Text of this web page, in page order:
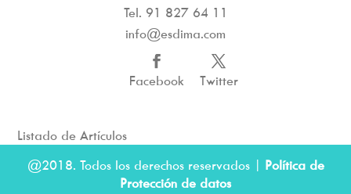
Tel. 91 827 64 11
info@esdima.com
Facebook Twitter
Listado de Artículos
@2018. Todos los derechos reservados | Política de
Protección de datos